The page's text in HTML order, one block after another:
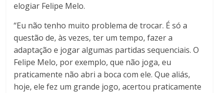
elogiar Felipe Melo.
“Eu não tenho muito problema de trocar. É só a
questão de, às vezes, ter um tempo, fazer a
adaptação e jogar algumas partidas sequenciais. O
Felipe Melo, por exemplo, que não joga, eu
praticamente não abri a boca com ele. Que aliás,
hoje, ele fez um grande jogo, acertou praticamente